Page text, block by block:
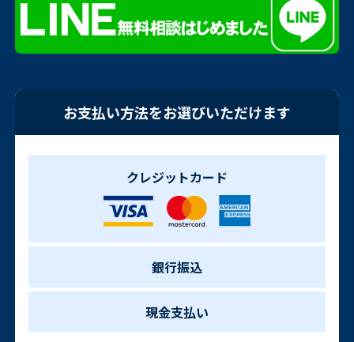
お支払い方法をお選びいただけます
クレジットカード
銀行振込
現金支払い